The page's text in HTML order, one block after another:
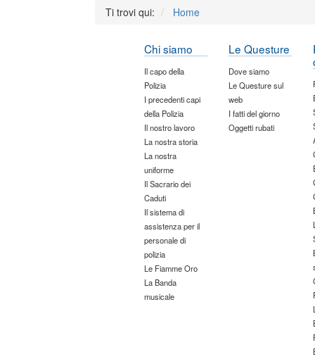
Ti trovi qui: Home
Chi siamo
Il capo della
Polizia
I precedenti capi
della Polizia
Il nostro lavoro
La nostra storia
La nostra
uniforme
Il Sacrario dei
Caduti
Il sistema di
assistenza per il
personale di
polizia
Le Fiamme Oro
La Banda
musicale
Le Questure
Dove siamo
Le Questure sul
web
I fatti del giorno
Oggetti rubati